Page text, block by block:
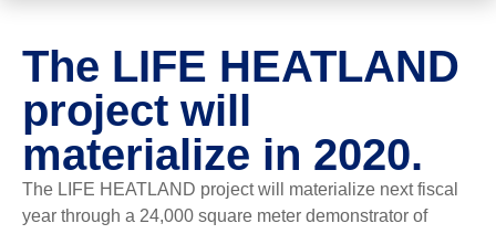
The LIFE HEATLAND
project will
materialize in 2020.
The LIFE HEATLAND project will materialize next fiscal
year through a 24,000 square meter demonstrator of